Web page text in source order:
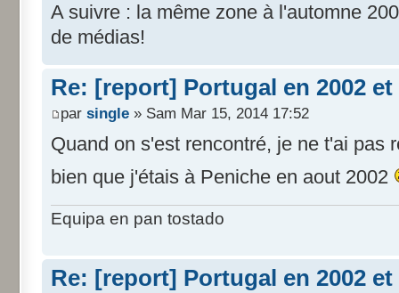
A suivre : la même zone à l'automne
de médias!
Re: [report] Portugal en 2002 et
par single » Sam Mar 15, 2014 17:52
Quand on s'est rencontré, je ne t'ai pas
bien que j'étais à Peniche en aout 2002
Equipa en pan tostado
Re: [report] Portugal en 2002 et